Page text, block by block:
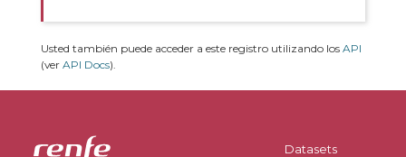
Usted también puede acceder a este registro utilizando los API
(ver API Docs).
Datasets